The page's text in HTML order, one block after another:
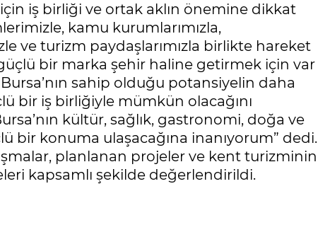
için iş birliği ve ortak aklın önemine dikkat
kamu kurumlarımızla,
ve turizm paydaşlarımızla birlikte hareket
bir marka şehir haline getirmek için var
sahip olduğu potansiyelin daha
bir iş birliğiyle mümkün olacağını
kültür, sağlık, gastronomi, doğa ve
bir konuma ulaşacağına inanıyorum” dedi.
planlanan projeler ve kent turizminin
kapsamlı şekilde değerlendirildi.